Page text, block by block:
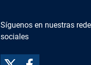
Síguenos en nuestras
sociales